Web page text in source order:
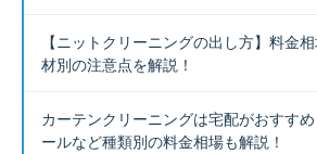
【ニットクリーニングの出し方】料金
材別の注意点を解説！
カーテンクリーニングは宅配がおすす
ールなど種類別の料金相場も解説！